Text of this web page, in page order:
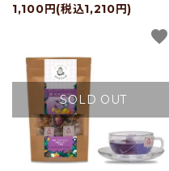
1,100円(税込1,210円)
SOLD OUT
favorite